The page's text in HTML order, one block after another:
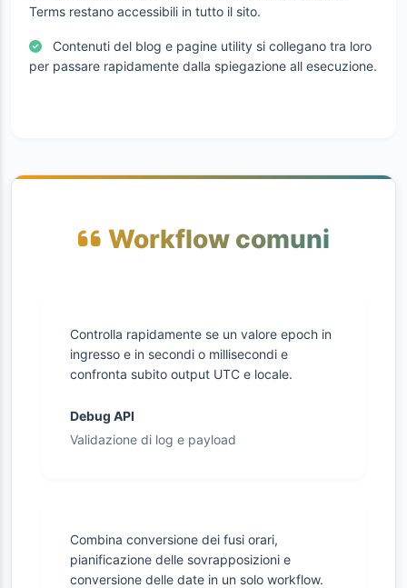
Terms restano accessibili in tutto il sito.
Contenuti del blog e pagine utility si collegano tra loro
per passare rapidamente dalla spiegazione all esecuzione.
Workflow comuni
Controlla rapidamente se un valore epoch in
ingresso e in secondi o millisecondi e
confronta subito output UTC e locale.
Debug API
Validazione di log e payload
Combina conversione dei fusi orari,
pianificazione delle sovrapposizioni e
conversione delle date in un solo workflow.